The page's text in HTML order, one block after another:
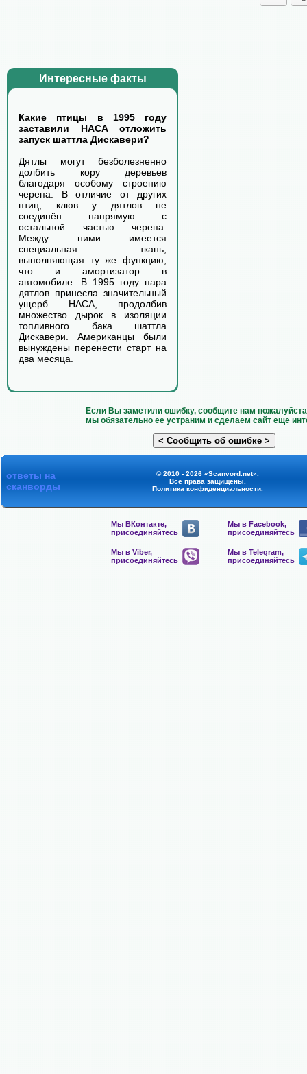
Интересные факты
Какие птицы в 1995 году
заставили НАСА отложить
запуск шаттла Дискавери?
Дятлы могут безболезненно
долбить кору деревьев
благодаря особому строению
черепа. В отличие от других
птиц, клюв у дятлов не
соединён напрямую с
остальной частью черепа.
Между ними имеется
специальная ткань,
выполняющая ту же функцию,
что и амортизатор в
автомобиле. В 1995 году пара
дятлов принесла значительный
ущерб НАСА, продолбив
множество дырок в изоляции
топливного бака шаттла
Дискавери. Американцы были
вынуждены перенести старт на
два месяца.
Если Вы заметили ошибку, сообщите нам
мы обязательно ее устраним и сделаем сайт еще
ответы на
сканворды
© 2010 - 2026 «Scanvord.net».
Все права защищены.
Политика конфиденциальности.
Мы ВКонтакте,
присоединяйтесь
Мы в Facebook,
присоединяйтесь
Мы в Viber,
присоединяйтесь
Мы в Telegram,
присоединяйтесь